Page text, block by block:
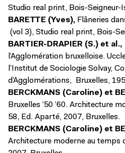
Studio real print, Bois-Seigneur-
BARETTE (Yves), Flâneries
(vol 3), Studio real print, Bois-
BARTIER-DRAPIER (S.) et al.,
l’Agglomération bruxelloise.
l’Institut de Sociologie Solvay,
d’Agglomérations, Bruxelles,
BERCKMANS (Caroline) et
Bruxelles ’50 ’60. Architecture
58, Ed. Aparté, 2007, Bruxelles.
BERCKMANS (Caroline) et
Architecture moderne au temps